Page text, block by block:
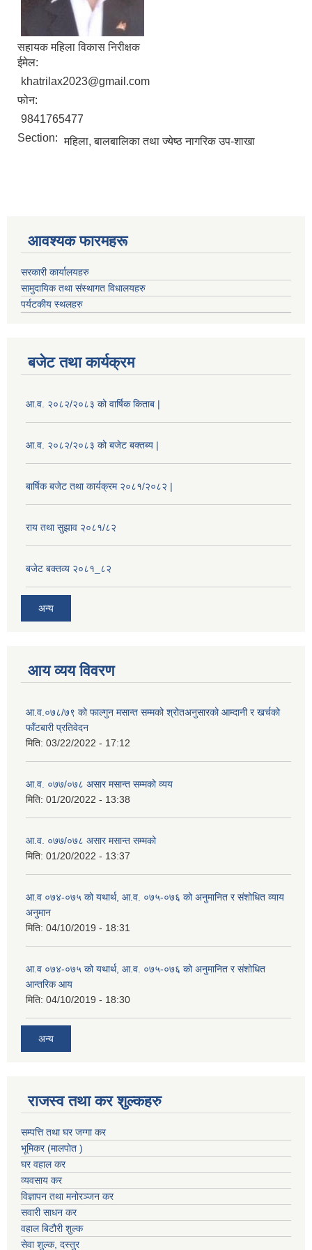
सहायक महिला विकास निरीक्षक
ईमेल:
khatrilax2023@gmail.com
फोन:
9841765477
Section: महिला, बालबालिका तथा ज्येष्ठ नागरिक उप-शाखा
आवश्यक फारमहरू
सरकारी कार्यालयहरु
सामुदायिक तथा संस्थागत विधालयहरु
पर्यटकीय स्थलहरु
बजेट तथा कार्यक्रम
आ.व. २०८२/२०८३ को वार्षिक किताब |
आ.व. २०८२/२०८३ को बजेट बक्तब्य |
बार्षिक बजेट तथा कार्यक्रम २०८१/२०८२ |
राय तथा सुझाव २०८१/८२
बजेट बक्तव्य २०८१_८२
अन्य
आय व्यय विवरण
आ.व.०७८/७९ को फाल्गुन मसान्त सम्मको श्रोतअनुसारको आम्दानी र खर्चको
फाँटबारी प्रतिवेदन
मिति: 03/22/2022 - 17:12
आ.व. ०७७/०७८ असार मसान्त सम्मको व्यय
मिति: 01/20/2022 - 13:38
आ.व. ०७७/०७८ असार मसान्त सम्मको
मिति: 01/20/2022 - 13:37
आ.व ०७४-०७५ को यथार्थ, आ.व. ०७५-०७६ को अनुमानित र संशोधित व्याय
अनुमान
मिति: 04/10/2019 - 18:31
आ.व ०७४-०७५ को यथार्थ, आ.व. ०७५-०७६ को अनुमानित र संशोधित
आन्तरिक आय
मिति: 04/10/2019 - 18:30
अन्य
राजस्व तथा कर शुल्कहरु
सम्पत्ति तथा घर जग्गा कर
भूमिकर (मालपोत )
घर वहाल कर
व्यवसाय कर
विज्ञापन तथा मनोरञ्जन कर
सवारी साधन कर
वहाल बिटौरी शुल्क
सेवा शुल्क, दस्तुर